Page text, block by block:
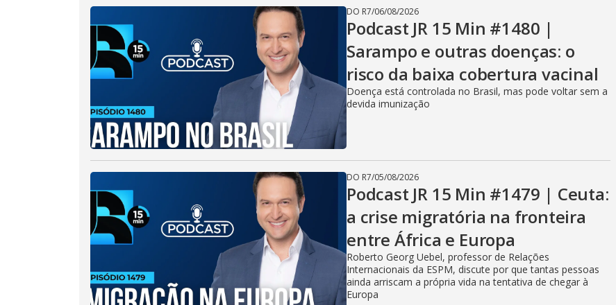
DO R7/06/08/2026
Podcast JR 15 Min #1480 |
Sarampo e outras doenças: o
risco da baixa cobertura vacinal
Doença está controlada no Brasil, mas pode voltar sem a
devida imunização
DO R7/05/08/2026
Podcast JR 15 Min #1479 | Ceuta:
a crise migratória na fronteira
entre África e Europa
Roberto Georg Uebel, professor de Relações
Internacionais da ESPM, discute por que tantas pessoas
ainda arriscam a própria vida na tentativa de chegar à
Europa